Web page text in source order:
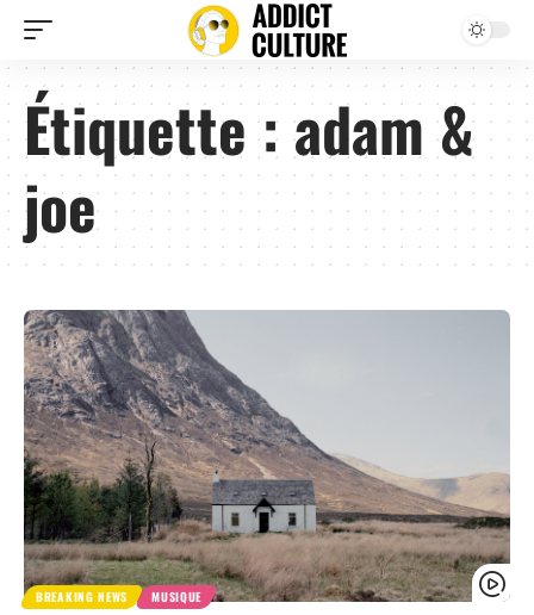
Étiquette :adam &
joe
BREAKING NEWS MUSIQUE